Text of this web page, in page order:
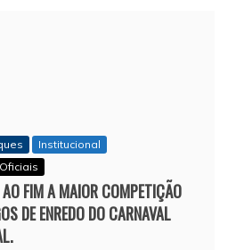
Institucional
FIM A MAIOR COMPETIÇÃO
DE ENREDO DO CARNAVAL